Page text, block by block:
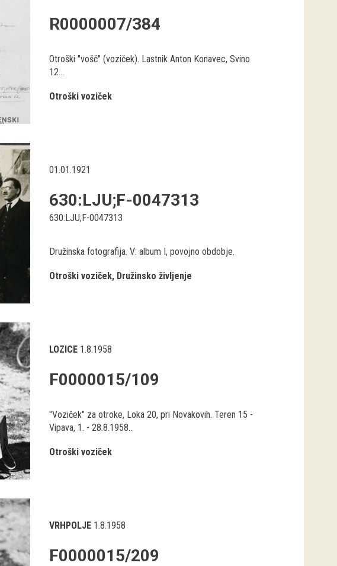
R0000007/384
Otroški "vošč" (voziček). Lastnik Anton Konavec, Svino
12...
Otroški voziček
01.01.1921
630:LJU;F-0047313
630:LJU;F-0047313
Družinska fotografija. V: album I, povojno obdobje.
Otroški voziček Družinsko življenje
LOZICE 1.8.1958
F0000015/109
"Voziček" za otroke, Loka 20, pri Novakovih. Teren 15 -
Vipava, 1. - 28.8.1958...
Otroški voziček
VRHPOLJE 1.8.1958
F0000015/209